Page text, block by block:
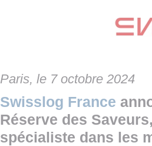
•
👉
Paris, le 7 octobre 2024
Swisslog France
Réserve des
spécialiste dans les